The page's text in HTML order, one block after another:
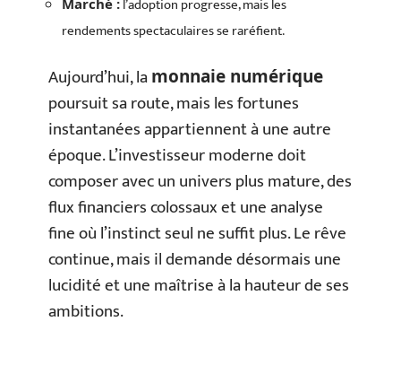
l’adoption progresse, mais les
rendements spectaculaires se raréfient.
Aujourd’hui, lamonnaie numérique
poursuit sa route, mais les fortunes
instantanées appartiennent à une autre
époque. L’investisseur moderne doit
composer avec un univers plus mature, des
flux financiers colossaux et une analyse
fine où l’instinct seul ne suffit plus. Le rêve
continue, mais il demande désormais une
lucidité et une maîtrise à la hauteur de ses
ambitions.